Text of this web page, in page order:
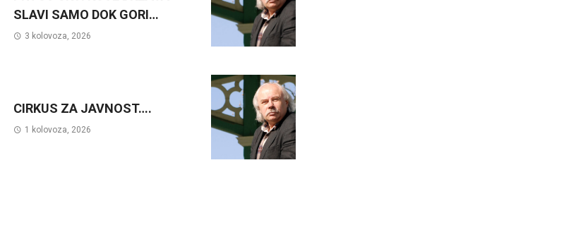
SLAVI SAMO DOK GORI…
3 kolovoza, 2026
CIRKUS ZA JAVNOST….
1 kolovoza, 2026